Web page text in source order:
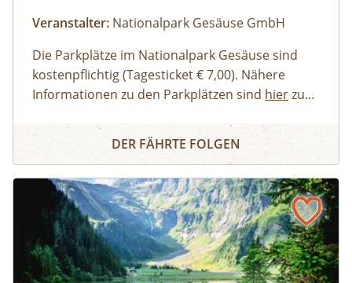
Veranstalter: Nationalpark Gesäuse GmbH
Die Parkplätze im Nationalpark Gesäuse sind
kostenpflichtig (Tagesticket € 7,00). Nähere
Informationen zu den Parkplätzen sind hierzu
den Nationalpark Gesäuse stehen
zur
Familien, Erwachsene mit Kindern
Kinder und Jugendliche
Buch dir deinen Guide - Privat-Tour im Nationalpark
DER FÄHRTE FOLGEN